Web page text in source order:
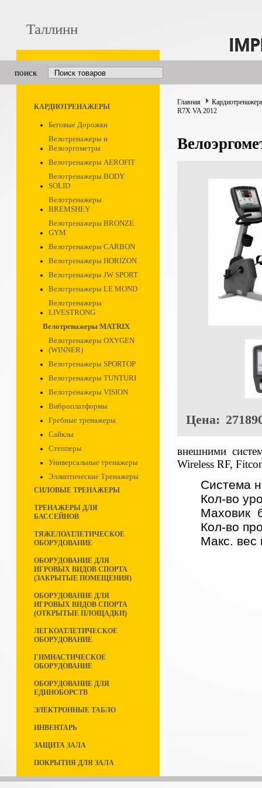
Таллинн
поиск
КАРДИОТРЕНАЖЕРЫ
Беговые Дорожки
Велотренажеры и
Велоэргометры
Велотренажеры AEROFIT
Велотренажеры BODY
SOLID
Велотренажеры
BREMSHEY
Велотренажеры BRONZE
GYM
Велотренажеры CARBON
Велотренажеры HORIZON
Велотренажеры JW SPORT
Велотренажеры LE MOND
Велотренажеры
LIVESTRONG
Велотренажеры MATRIX
Велотренажеры OXYGEN
(WINNER)
Велотренажеры SPORTOP
Велотренажеры TUNTURI
Велотренажеры VISION
Виброплатформы
Гребные тренажеры
Сайклы
Степперы
Универсальные тренажеры
Эллиптические Тренажеры
СИЛОВЫЕ ТРЕНАЖЕРЫ
ТРЕНАЖЕРЫ ДЛЯ
БАССЕЙНОВ
ТЯЖЕЛОАТЛЕТИЧЕСКОЕ
ОБОРУДОВАНИЕ
ОБОРУДОВАНИЕ ДЛЯ
ИГРОВЫХ ВИДОВ СПОРТА
(ЗАКРЫТЫЕ ПОМЕЩЕНИЯ)
ОБОРУДОВАНИЕ ДЛЯ
ИГРОВЫХ ВИДОВ СПОРТА
(ОТКРЫТЫЕ ПЛОЩАДКИ)
ЛЕГКОАТЛЕТИЧЕСКОЕ
ОБОРУДОВАНИЕ
ГИМНАСТИЧЕСКОЕ
ОБОРУДОВАНИЕ
ОБОРУДОВАНИЕ ДЛЯ
ЕДИНОБОРСТВ
ЭЛЕКТРОННЫЕ ТАБЛО
ИНВЕНТАРЬ
ЗАЩИТА ЗАЛА
ПОКРЫТИЯ ДЛЯ ЗАЛА
Главная
R7X VA 2012
Цена:
внешними
Wireless RF,
Система
Кол-во
Маховик
Кол-во
Макс. вес